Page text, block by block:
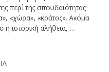
περί της σπουδαιότητας
«χώρα», «κράτος». Ακόμα
η ιστορική αλήθεια, …